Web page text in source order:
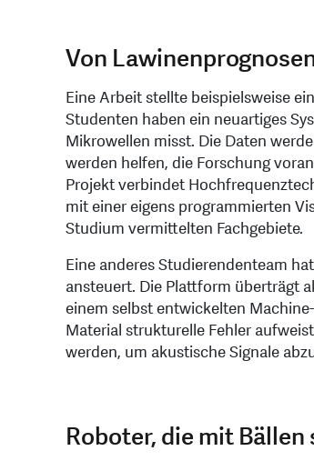
Von
Eine Arbeit stellte beispielsweise
Studenten haben ein neuartiges
Mikrowellen misst. Die Daten
werden helfen, die Forschung
Projekt verbindet
mit einer eigens programmierten
Studium vermittelten Fachgebiete.
Eine anderes Studierendenteam
ansteuert. Die Plattform überträgt
einem selbst entwickelten
Material strukturelle Fehler
werden, um akustische Signale
Roboter, die mit Bällen